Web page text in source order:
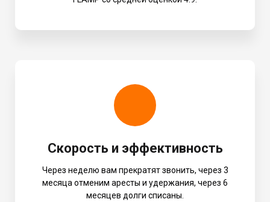
Скорость и эффективность
Через неделю вам прекратят звонить, через 3
месяца отменим аресты и удержания, через 6
месяцев долги списаны.